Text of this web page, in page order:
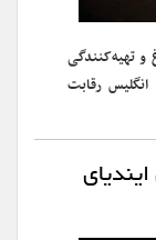
و تهیه‌کنندگی
انگلیس رقابت